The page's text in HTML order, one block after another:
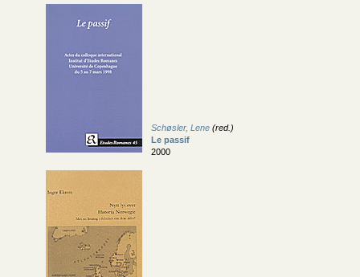
Schøsler, Lene (red.)
Le passif
2000